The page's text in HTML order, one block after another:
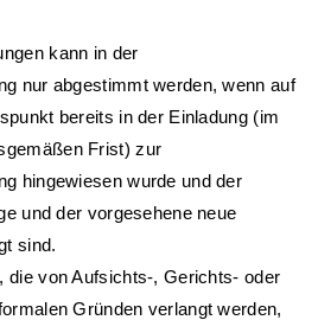
kann in der
nur abgestimmt werden, wenn auf
bereits in der Einladung (im
Frist) zur
hingewiesen wurde und der
und der vorgesehene neue
sind.
die von Aufsichts-, Gerichts- oder
Gründen verlangt werden,